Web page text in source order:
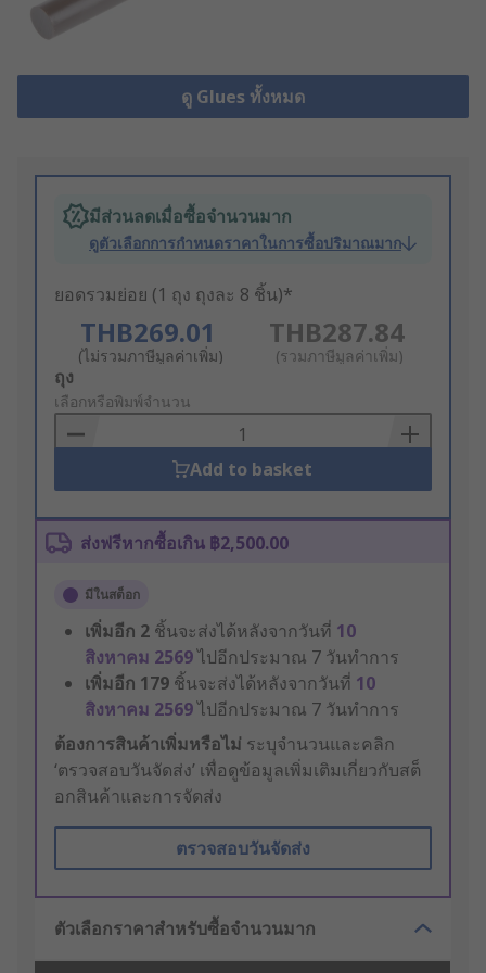
ดู Glues ทั้งหมด
มีส่วนลดเมื่อซื้อจำนวนมาก
ดูตัวเลือกการกำหนดราคาในการซื้อปริมาณมาก
ยอดรวมย่อย (1 ถุง ถุงละ 8 ชิ้น)*
THB269.01
(ไม่รวมภาษีมูลค่าเพิ่ม)
THB287.84
(รวมภาษีมูลค่าเพิ่ม)
Add
to
Basket
ถุง
เลือกหรือพิมพ์จำนวน
Add to basket
ส่งฟรีหากซื้อเกิน ฿2,500.00
มีในสต็อก
เพิ่มอีก 2 ชิ้นจะส่งได้หลังจากวันที่ 10
สิงหาคม 2569ไปอีกประมาณ 7 วันทำการ
เพิ่มอีก 179 ชิ้นจะส่งได้หลังจากวันที่ 10
สิงหาคม 2569ไปอีกประมาณ 7 วันทำการ
ต้องการสินค้าเพิ่มหรือไม่ ระบุจำนวนและคลิก
‘ตรวจสอบวันจัดส่ง’ เพื่อดูข้อมูลเพิ่มเติมเกี่ยวกับสต็
อกสินค้าและการจัดส่ง
ตรวจสอบวันจัดส่ง
ตัวเลือกราคาสำหรับซื้อจำนวนมาก